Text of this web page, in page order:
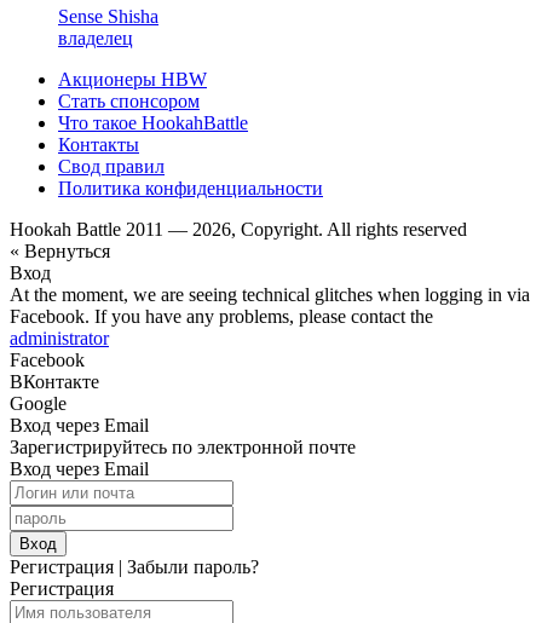
Sense Shisha
владелец
Акционеры HBW
Стать спонсором
Что такое HookahBattle
Контакты
Свод правил
Политика конфиденциальности
Hookah Battle 2011 — 2026, Copyright. All rights reserved
« Вернуться
Вход
At the moment, we are seeing technical glitches when logging in via
Facebook. If you have any problems, please contact the
administrator
Facebook
ВКонтакте
Google
Вход через Email
Зарегистрируйтесь по электронной почте
Вход через Email
Вход
Регистрация | Забыли пароль?
Регистрация